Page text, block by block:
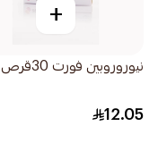
+
نيوروروبين فورت 30قرص
12.05